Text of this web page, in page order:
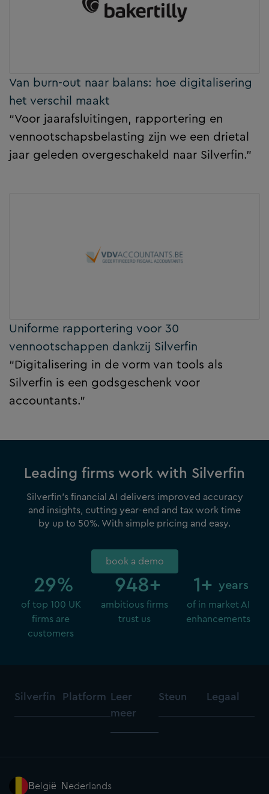
Van burn-out naar balans: hoe digitalisering
het verschil maakt
“Voor jaarafsluitingen, rapportering en
vennootschapsbelasting zijn we een drietal
jaar geleden overgeschakeld naar Silverfin.”
Uniforme rapportering voor 30
vennootschappen dankzij Silverfin
“Digitalisering in de vorm van tools als
Silverfin is een godsgeschenk voor
accountants.”
Leading firms work with Silverfin
Silverfin’s financial AI delivers improved accuracy
and insights, cutting year-end and tax work time
by up to 50%. With simple pricing and easy.
book a demo
of top 100 UK
firms are
customers
30%
ambitious firms
trust us
950+
of in market AI
enhancements
2 years
Silverfin Platform Leer
meer
Steun Legaal
België - Nederlands